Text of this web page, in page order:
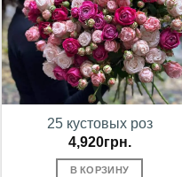
25 кустовых роз
4,920грн.
В КОРЗИНУ